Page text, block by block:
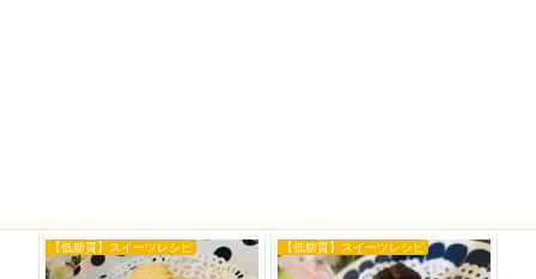
【低糖質】スイーツレシピ 【低糖質】スイーツレシピ